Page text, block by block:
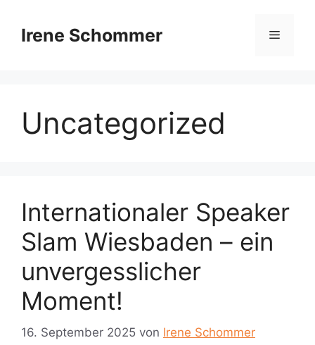
Inhalt
springenIrene Schommer Menü
Uncategorized
Internationaler Speaker
Slam Wiesbaden – ein
unvergesslicher
Moment!
16. September 2025 von Irene Schommer